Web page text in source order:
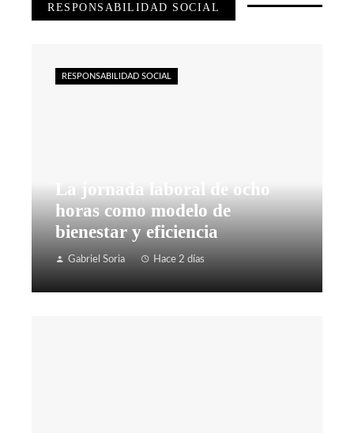
RESPONSABILIDAD SOCIAL
La jornada laboral de ocho
horas como modelo de
bienestar y eficiencia
Gabriel Soria Hace 2 días
RESPONSABILIDAD SOCIAL